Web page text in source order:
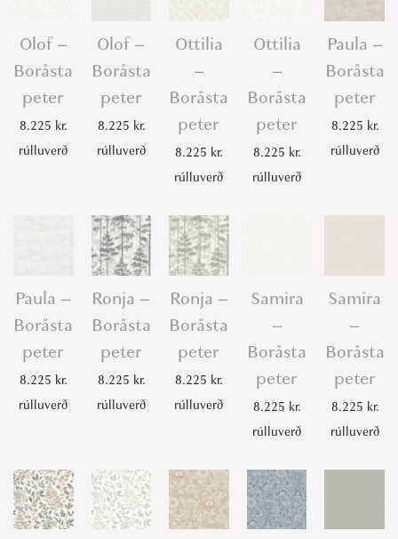
Olof –
Boråsta
peter
8.225 kr.
rúlluverð
Olof –
Boråsta
peter
8.225 kr.
rúlluverð
Ottilia
–
Boråsta
peter
8.225 kr.
rúlluverð
Ottilia
–
Boråsta
peter
8.225 kr.
rúlluverð
Paula –
Boråsta
peter
8.225 kr.
rúlluverð
Paula –
Boråsta
peter
8.225 kr.
rúlluverð
Ronja –
Boråsta
peter
8.225 kr.
rúlluverð
Ronja –
Boråsta
peter
8.225 kr.
rúlluverð
Samira
–
Boråsta
peter
8.225 kr.
rúlluverð
Samira
–
Boråsta
peter
8.225 kr.
rúlluverð